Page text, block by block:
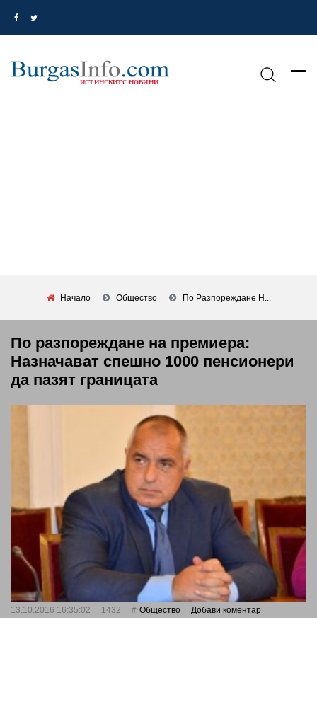
Начало Общество По Разпореждане Н...
По разпореждане на премиера:
Назначават спешно 1000 пенсионери
да пазят границата
13.10.2016 16:35:02 1432 Общество Добави коментар